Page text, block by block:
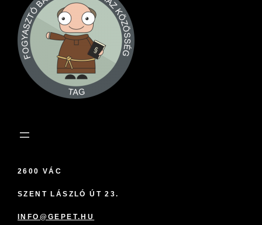
2600 VÁC
SZENT LÁSZLÓ ÚT 23.
INFO@GEPET.HU